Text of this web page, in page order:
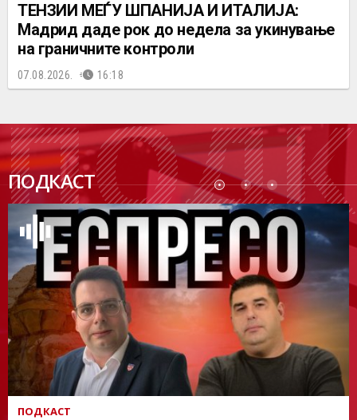
ТЕНЗИИ МЕЃУ ШПАНИЈА И ИТАЛИЈА:
Мадрид даде рок до недела за укинување
на граничните контроли
07.08.2026. 16:18
ПОДКАСТ
ПОДК
АСТ
ПОДКАСТ